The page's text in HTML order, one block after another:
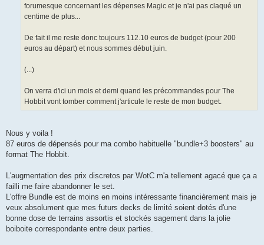
forumesque concernant les dépenses Magic et je n'ai pas claqué un
centime de plus...
De fait il me reste donc toujours 112.10 euros de budget (pour 200
euros au départ) et nous sommes début juin.
(...)
On verra d'ici un mois et demi quand les précommandes pour The
Hobbit vont tomber comment j'articule le reste de mon budget.
Nous y voila !
87 euros de dépensés pour ma combo habituelle "bundle+3 boosters" au
format The Hobbit.
L'augmentation des prix discretos par WotC m'a tellement agacé que ça a
failli me faire abandonner le set.
L'offre Bundle est de moins en moins intéressante financièrement mais je
veux absolument que mes futurs decks de limité soient dotés d'une
bonne dose de terrains assortis et stockés sagement dans la jolie
boiboite correspondante entre deux parties.